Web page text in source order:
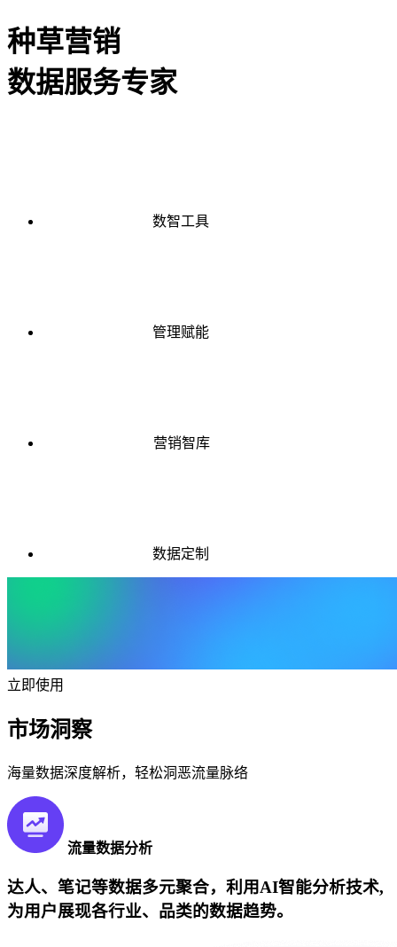
种草营销
数据服务专家
数智工具
管理赋能
营销智库
数据定制
立即使用
市场洞察
海量数据深度解析，轻松洞恶流量脉络
流量数据分析
达人、笔记等数据多元聚合，利用AI智能分析技术,
为用户展现各行业、品类的数据趋势。